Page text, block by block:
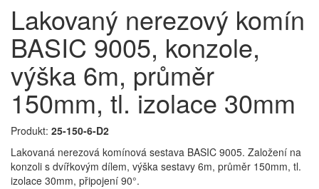
Lakovaný nerezový komín
BASIC 9005, konzole,
výška 6m, průměr
150mm, tl. izolace 30mm
Produkt: 25-150-6-D2
Lakovaná nerezová komínová sestava BASIC 9005. Založení na
konzoli s dvířkovým dílem, výška sestavy 6m, průměr 150mm, tl.
izolace 30mm, připojení 90°.